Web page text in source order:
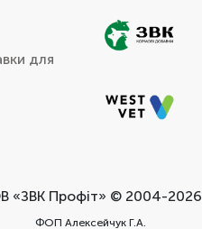
для
«ЗВК Профіт» © 2004-2026
ФОП Алексейчук Г.А.